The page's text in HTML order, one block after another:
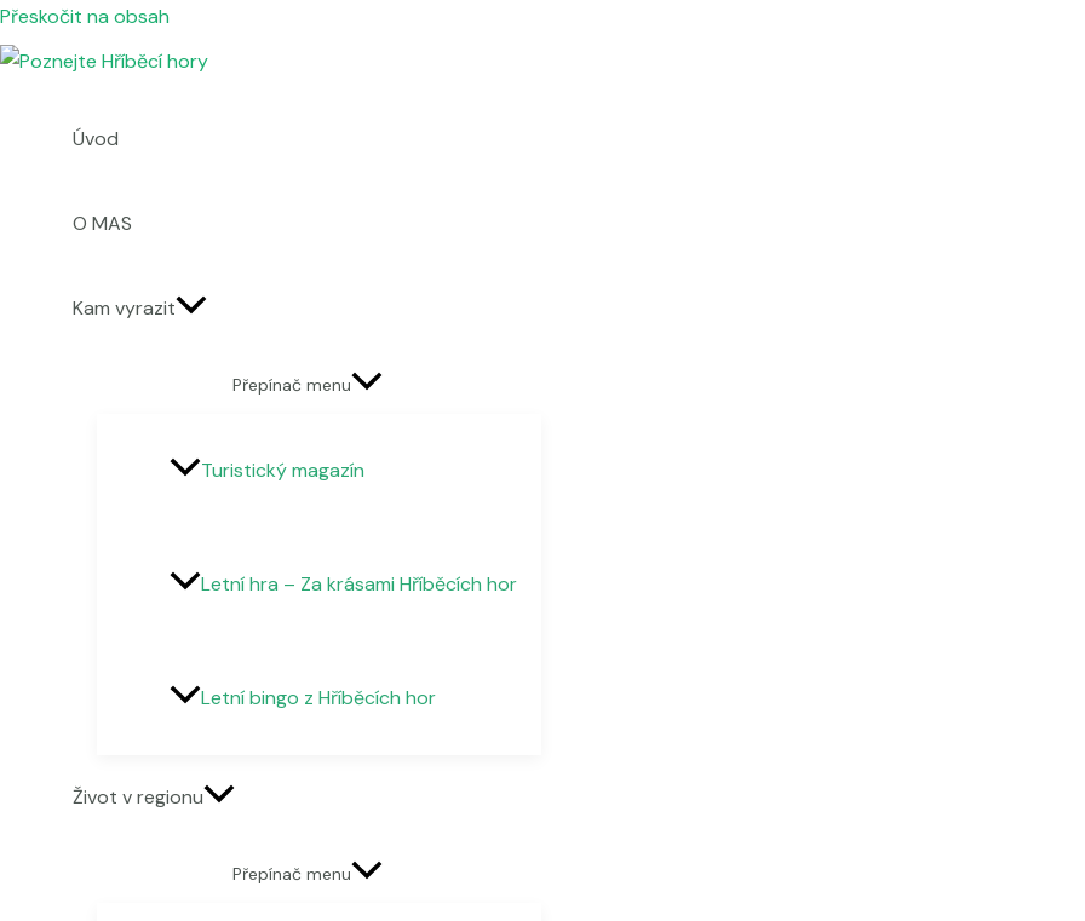
Přeskočit na obsah
Úvod
O MAS
Kam vyrazit
Přepínač menu
Turistický magazín
Letní hra – Za krásami Hříběcích hor
Letní bingo z Hříběcích hor
Život v regionu
Přepínač menu